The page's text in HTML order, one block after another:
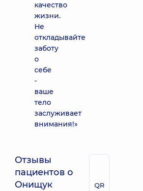
качество
жизни.
Не
откладывайте
заботу
о
себе
-
ваше
тело
заслуживает
внимания!»
Отзывы
пациентов о
Онищук
QR